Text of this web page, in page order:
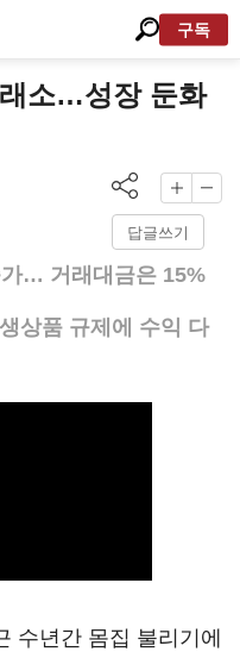
구독
소…성장 둔화
답글쓰기
… 거래대금은 15%
상품 규제에 수익 다
수년간 몸집 불리기에